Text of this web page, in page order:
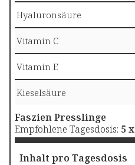
Hyaluronsäure
Vitamin C
Vitamin E
Kieselsäure
Faszien Presslinge
Empfohlene Tagesdosis: 5
Inhalt pro Tagesdosis